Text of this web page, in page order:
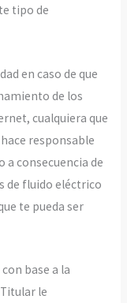
tipo de
en caso de que
de los
cualquiera que
responsable
a consecuencia de
de fluido eléctrico
te pueda ser
base a la
le